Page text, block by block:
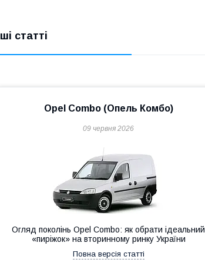
статті
Opel Combo (Опель Комбо)
09 червня 2026
Огляд поколінь Opel Combo: як обрати ідеальний
«пиріжок» на вторинному ринку України
Повна версія статті